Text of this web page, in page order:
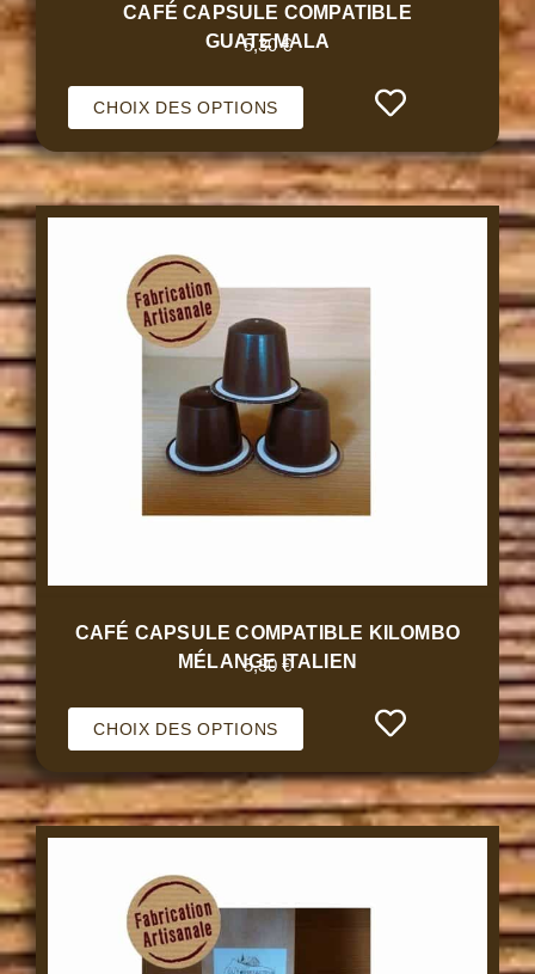
CAFÉ CAPSULE COMPATIBLE
GUATEMALA
5,30€
CHOIX DES OPTIONS
CAFÉ CAPSULE COMPATIBLE KILOMBO
MÉLANGE ITALIEN
5,30 €
CHOIX DES OPTIONS